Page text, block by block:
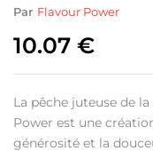
Par Flavour Power
10.07 €
La pêche juteuse de
Power est une
générosité et la